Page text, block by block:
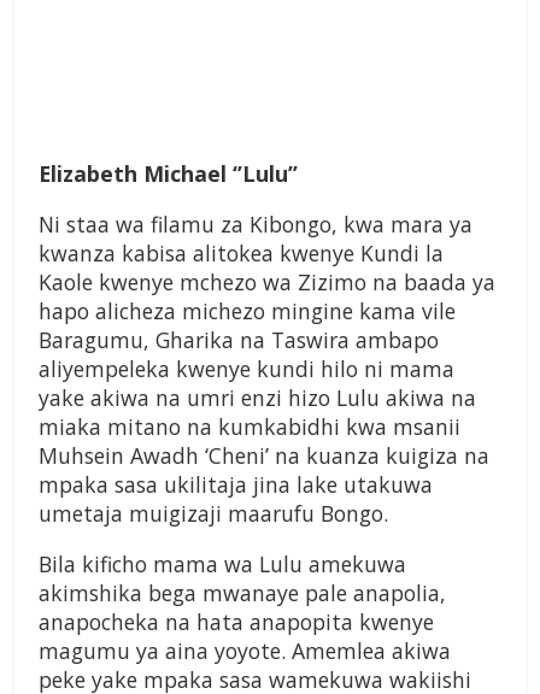
Elizabeth Michael ‘’Lulu’’
Ni staa wa filamu za Kibongo, kwa mara ya
kwanza kabisa alitokea kwenye Kundi la
Kaole kwenye mchezo wa Zizimo na baada ya
hapo alicheza michezo mingine kama vile
Baragumu, Gharika na Taswira ambapo
aliyempeleka kwenye kundi hilo ni mama
yake akiwa na umri enzi hizo Lulu akiwa na
miaka mitano na kumkabidhi kwa msanii
Muhsein Awadh ‘Cheni’ na kuanza kuigiza na
mpaka sasa ukilitaja jina lake utakuwa
umetaja muigizaji maarufu Bongo.
Bila kificho mama wa Lulu amekuwa
akimshika bega mwanaye pale anapolia,
anapocheka na hata anapopita kwenye
magumu ya aina yoyote. Amemlea akiwa
peke yake mpaka sasa wamekuwa wakiishi